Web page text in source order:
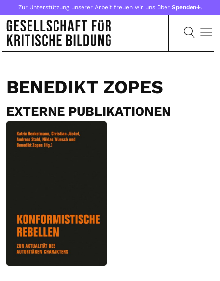
Zur Unterstützung unserer Arbeit freuen wir uns über Spenden↓.
BENEDIKT ZOPES
EXTERNE PUBLIKATIONEN